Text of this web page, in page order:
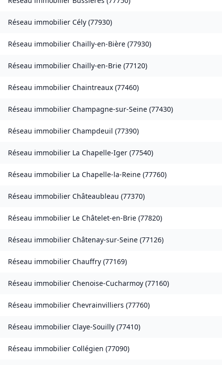
Réseau immobilier Cély (77930)
Réseau immobilier Chailly-en-Bière (77930)
Réseau immobilier Chailly-en-Brie (77120)
Réseau immobilier Chaintreaux (77460)
Réseau immobilier Champagne-sur-Seine (77430)
Réseau immobilier Champdeuil (77390)
Réseau immobilier La Chapelle-Iger (77540)
Réseau immobilier La Chapelle-la-Reine (77760)
Réseau immobilier Châteaubleau (77370)
Réseau immobilier Le Châtelet-en-Brie (77820)
Réseau immobilier Châtenay-sur-Seine (77126)
Réseau immobilier Chauffry (77169)
Réseau immobilier Chenoise-Cucharmoy (77160)
Réseau immobilier Chevrainvilliers (77760)
Réseau immobilier Claye-Souilly (77410)
Réseau immobilier Collégien (77090)